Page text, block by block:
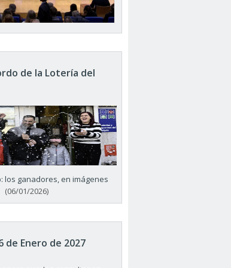
de la Lotería del
los ganadores, en imágenes
(06/01/2026)
de Enero de 2027